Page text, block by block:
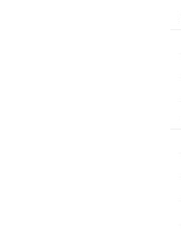
Sketchbook5,